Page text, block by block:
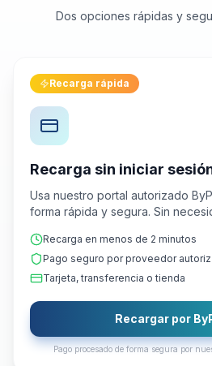
Dos opciones rápidas y
Recarga rápida
Recarga sin iniciar
Usa nuestro portal autorizado
forma rápida y segura. Sin
Recarga en menos de 2 minutos
Pago seguro por proveedor
Tarjeta, transferencia o tienda
Recargar por
Pago procesado de forma segura por